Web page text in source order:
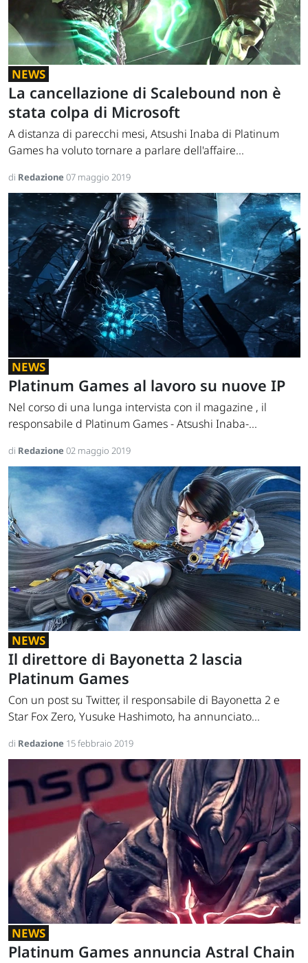
NEWS
La cancellazione di Scalebound non è
stata colpa di Microsoft
A distanza di parecchi mesi, Atsushi Inaba di Platinum
Games ha voluto tornare a parlare dell'affaire...
di Redazione07 maggio 2019
NEWS
Platinum Games al lavoro su nuove IP
Nel corso di una lunga intervista con il magazine , il
responsabile d Platinum Games - Atsushi Inaba-...
di Redazione02 maggio 2019
NEWS
Il direttore di Bayonetta 2 lascia
Platinum Games
Con un post su Twitter, il responsabile di Bayonetta 2 e
Star Fox Zero, Yusuke Hashimoto, ha annunciato...
di Redazione 15 febbraio 2019
NEWS
Platinum Games annuncia Astral Chain